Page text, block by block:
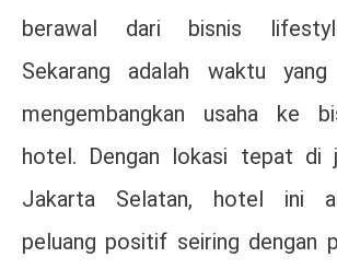
berawal dari bisnis
Sekarang adalah waktu
mengembangkan usaha ke
hotel. Dengan lokasi tepat di
Jakarta Selatan, hotel ini
peluang positif seiring dengan